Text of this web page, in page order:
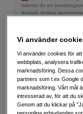
riskerar du en
bostad, teckna
Fri frakt vid
Köp nu och
Vi använder
Vi använder cookies för
webbplats, analysera
marknadsföring. Dessa
partners som t.ex Google
marknadsföring. Vårt mål
intresserad av, för att du
Genom att du klickar på